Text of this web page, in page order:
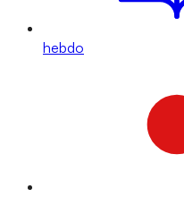
hebdo